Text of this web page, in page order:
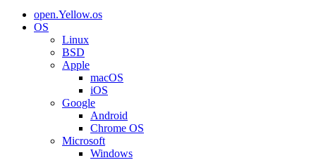
open.Yellow.os
OS
Linux
BSD
Apple
macOS
iOS
Google
Android
Chrome OS
Microsoft
Windows